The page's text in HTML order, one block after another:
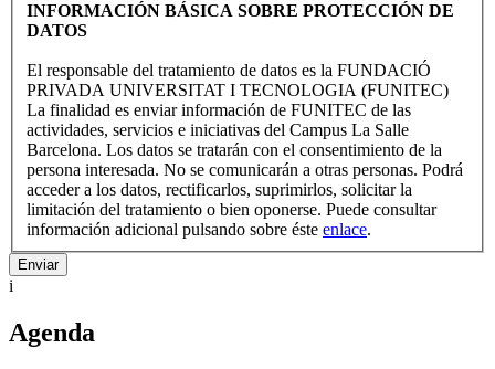
INFORMACIÓN BÁSICA SOBRE PROTECCIÓN DE
DATOS
El responsable del tratamiento de datos es la FUNDACIÓ
PRIVADA UNIVERSITAT I TECNOLOGIA (FUNITEC)
La finalidad es enviar información de FUNITEC de las
actividades, servicios e iniciativas del Campus La Salle
Barcelona. Los datos se tratarán con el consentimiento de la
persona interesada. No se comunicarán a otras personas. Podrá
acceder a los datos, rectificarlos, suprimirlos, solicitar la
limitación del tratamiento o bien oponerse. Puede consultar
información adicional pulsando sobre éste enlace.
i
Agenda